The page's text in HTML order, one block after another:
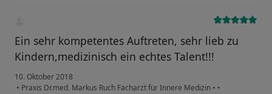
Ein sehr kompetentes Auftreten, sehr lieb zu
Kindern,medizinisch ein echtes Talent!!!
10. Oktober 2018
• Praxis Dr.med. Markus Ruch Facharzt für Innere Medizin • •